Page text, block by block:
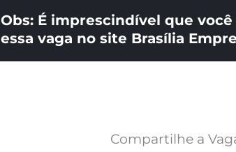
Obs: É imprescindível que
essa vaga no site Brasília
Compartilhe a